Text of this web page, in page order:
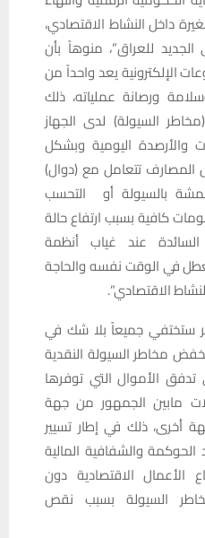
داخل النشاط الاقتصادي،
للعراق”، منوهاً بأن
الإلكترونية يعد واحداً من
ورصانة عملياته، ذلك
السيولة) لدى الجهاز
والأرصدة اليومية وبشكل
تتعامل مع (دوال)
بالسيولة أو التحسب
كافية بسبب ارتفاع حالة
عند غياب أنظمة
في الوقت نفسه والحاجة
الاقتصادي”.
ستختفي جميعاً بلا شك في
مخاطر السيولة النقدية
تدفق الأموال التي توفرها
مابين الجمهور من جهة
أخرى، ذلك في إطار تسيير
والشفافية المالية
الأعمال الاقتصادية دون
السيولة بسبب نقص